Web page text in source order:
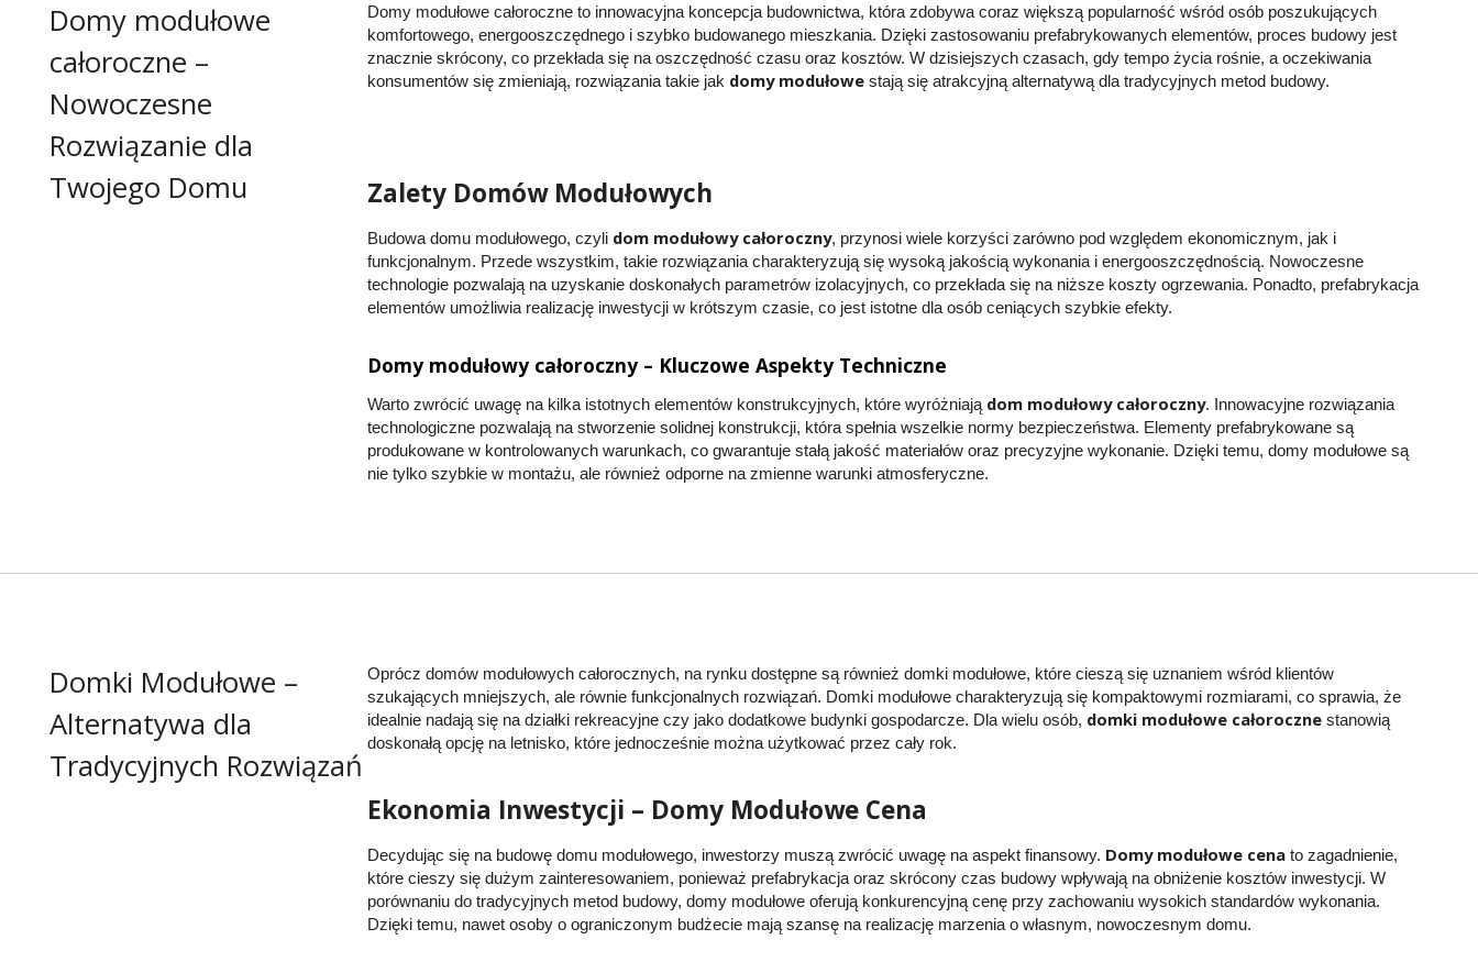
Domy modułowe
całoroczne –
Nowoczesne
Rozwiązanie dla
Twojego Domu
Domy modułowe całoroczne to innowacyjna koncepcja budownictwa, która zdobywa coraz większą popularność wśród osób poszukujących
komfortowego, energooszczędnego i szybko budowanego mieszkania. Dzięki zastosowaniu prefabrykowanych elementów, proces budowy jest
znacznie skrócony, co przekłada się na oszczędność czasu oraz kosztów. W dzisiejszych czasach, gdy tempo życia rośnie, a oczekiwania
konsumentów się zmieniają, rozwiązania takie jak domy modułowestają się atrakcyjną alternatywą dla tradycyjnych metod budowy.
Zalety Domów Modułowych
Budowa domu modułowego, czyli dom modułowy całoroczny, przynosi wiele korzyści zarówno pod względem ekonomicznym, jak i
funkcjonalnym. Przede wszystkim, takie rozwiązania charakteryzują się wysoką jakością wykonania i energooszczędnością. Nowoczesne
technologie pozwalają na uzyskanie doskonałych parametrów izolacyjnych, co przekłada się na niższe koszty ogrzewania. Ponadto, prefabrykacja
elementów umożliwia realizację inwestycji w krótszym czasie, co jest istotne dla osób ceniących szybkie efekty.
Domy modułowy całoroczny – Kluczowe Aspekty Techniczne
Warto zwrócić uwagę na kilka istotnych elementów konstrukcyjnych, które wyróżniają dom modułowy całoroczny. Innowacyjne rozwiązania
technologiczne pozwalają na stworzenie solidnej konstrukcji, która spełnia wszelkie normy bezpieczeństwa. Elementy prefabrykowane są
produkowane w kontrolowanych warunkach, co gwarantuje stałą jakość materiałów oraz precyzyjne wykonanie. Dzięki temu, domy modułowe są
nie tylko szybkie w montażu, ale również odporne na zmienne warunki atmosferyczne.
Domki Modułowe –
Alternatywa dla
Tradycyjnych Rozwiązań
Oprócz domów modułowych całorocznych, na rynku dostępne są również domki modułowe, które cieszą się uznaniem wśród klientów
szukających mniejszych, ale równie funkcjonalnych rozwiązań. Domki modułowe charakteryzują się kompaktowymi rozmiarami, co sprawia, że
idealnie nadają się na działki rekreacyjne czy jako dodatkowe budynki gospodarcze. Dla wielu osób, domki modułowe całorocznestanowią
doskonałą opcję na letnisko, które jednocześnie można użytkować przez cały rok.
Ekonomia Inwestycji – Domy Modułowe Cena
Decydując się na budowę domu modułowego, inwestorzy muszą zwrócić uwagę na aspekt finansowy. Domy modułowe cenato zagadnienie,
które cieszy się dużym zainteresowaniem, ponieważ prefabrykacja oraz skrócony czas budowy wpływają na obniżenie kosztów inwestycji. W
porównaniu do tradycyjnych metod budowy, domy modułowe oferują konkurencyjną cenę przy zachowaniu wysokich standardów wykonania.
Dzięki temu, nawet osoby o ograniczonym budżecie mają szansę na realizację marzenia o własnym, nowoczesnym domu.